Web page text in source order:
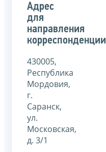
Адрес
для
направления
корреспонденции
430005,
Республика
Мордовия,
г.
Саранск,
ул.
Московская,
д. 3/1